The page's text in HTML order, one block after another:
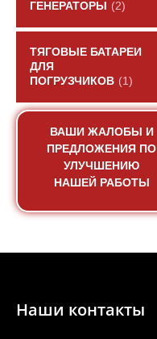
ГЕНЕРАТОРЫ
(2)
ТЯГОВЫЕ БАТАРЕИ
ДЛЯ
ПОГРУЗЧИКОВ (1)
ВАШИ ЖАЛОБЫ И
ПРЕДЛОЖЕНИЯ ПО
УЛУЧШЕНИЮ
НАШЕЙ РАБОТЫ
Наши контакты